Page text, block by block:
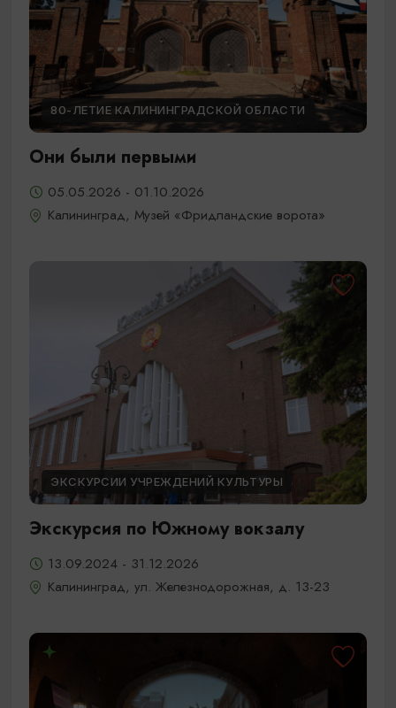
80-ЛЕТИЕ КАЛИНИНГРАДСКОЙ ОБЛАСТИ
Они были первыми
05.05.2026 - 01.10.2026
Калининград, Музей «Фридландские ворота»
ЭКСКУРСИИ УЧРЕЖДЕНИЙ КУЛЬТУРЫ
Экскурсия по Южному вокзалу
13.09.2024 - 31.12.2026
Калининград, ул. Железнодорожная, д. 13-23